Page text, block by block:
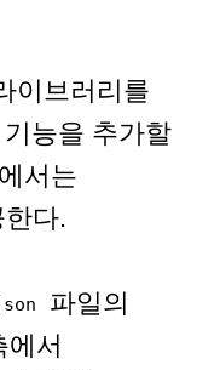
이브러리를
능을 추가할
서는
다.
파일의
에서